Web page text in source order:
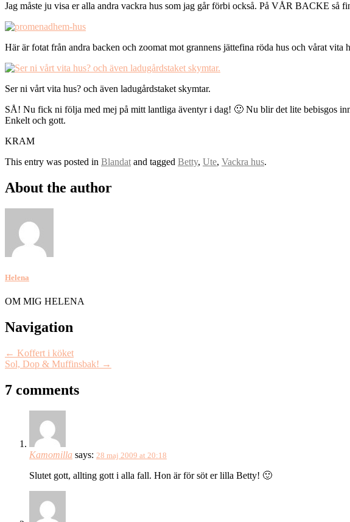
Jag måste ju visa er alla andra vackra hus som jag går förbi också. På VÅR BACKE så
Här är fotat från andra backen och zoomat mot grannens jättefina röda hus och vårat vita
Ser ni vårt vita hus? och även ladugårdstaket skymtar.
SÅ! Nu fick ni följa med mej på mitt lantliga äventyr i dag! 🙂 Nu blir det lite bebisgos
Enkelt och gott.
KRAM
This entry was posted in Blandat and tagged Betty, Ute, Vackra hus.
About the author
Helena
OM MIG HELENA
Post
Navigation
← Koffert i köket
Sol, Dop & Muffinsbak! →
7 comments
Kamomilla says: 28 maj 2009 at 20:18
Slutet gott, allting gott i alla fall. Hon är för söt er lilla Betty! 🙂